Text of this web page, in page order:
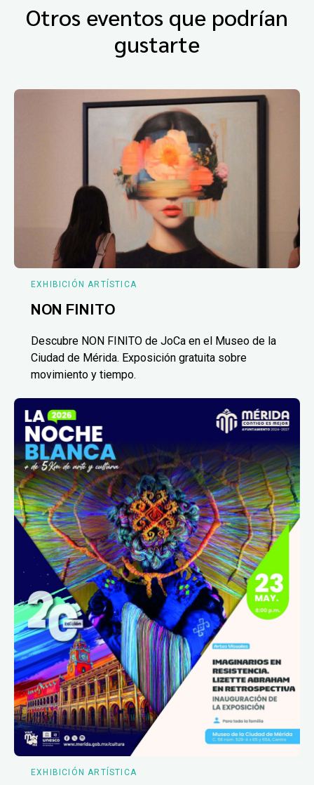
Otros eventos que podrían
gustarte
EXHIBICIÓN ARTÍSTICA
NON FINITO
Descubre NON FINITO de JoCa en el Museo de la
Ciudad de Mérida. Exposición gratuita sobre
movimiento y tiempo.
EXHIBICIÓN ARTÍSTICA